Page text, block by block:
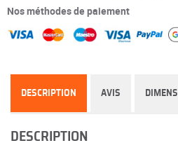
Nos méthodes de paiement
DESCRIPTION AVIS
DESCRIPTION